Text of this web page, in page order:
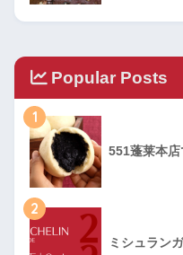
Popular Posts
1
551蓬莱本
2
ミシュラン